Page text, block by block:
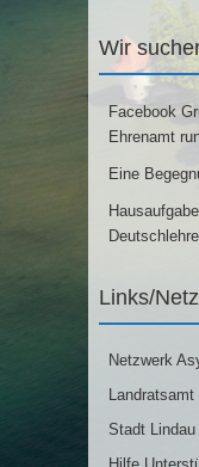
Wir
Facebook
Ehrenamt
Eine
Links/
Netzwerk
Landratsamt
Stadt Lindau